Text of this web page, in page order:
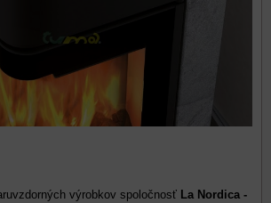
výrobkov spoločnosť La Nordica -